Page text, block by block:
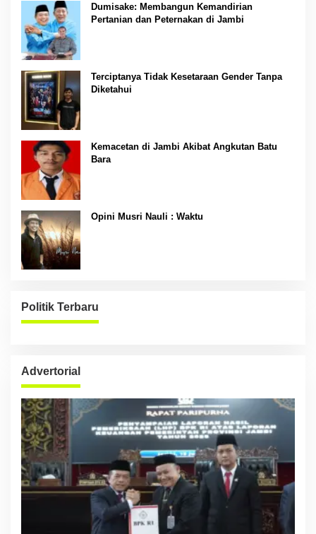
Dumisake: Membangun Kemandirian
Pertanian dan Peternakan di Jambi
Terciptanya Tidak Kesetaraan Gender Tanpa
Diketahui
Kemacetan di Jambi Akibat Angkutan Batu
Bara
Opini Musri Nauli : Waktu
Politik Terbaru
Advertorial